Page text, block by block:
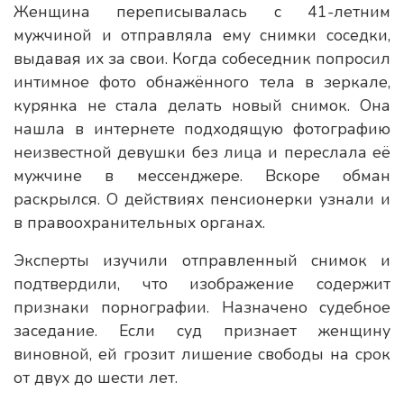
Женщина переписывалась с 41-летним
мужчиной и отправляла ему снимки соседки,
выдавая их за свои. Когда собеседник попросил
интимное фото обнажённого тела в зеркале,
курянка не стала делать новый снимок. Она
нашла в интернете подходящую фотографию
неизвестной девушки без лица и переслала её
мужчине в мессенджере. Вскоре обман
раскрылся. О действиях пенсионерки узнали и
в правоохранительных органах.
Эксперты изучили отправленный снимок и
подтвердили, что изображение содержит
признаки порнографии. Назначено судебное
заседание. Если суд признает женщину
виновной, ей грозит лишение свободы на срок
от двух до шести лет.